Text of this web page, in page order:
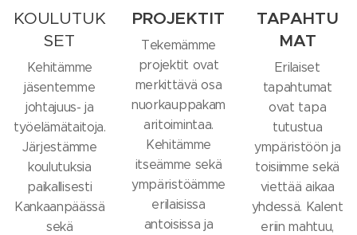
KOULUTUK
SET
Kehitämme
jäsentemme
johtajuus- ja
työelämätaitoja.
Järjestämme
koulutuksia
paikallisesti
Kankaanpäässä
sekä
PROJEKTIT
Tekemämme
projektit ovat
merkittävä osa
nuorkauppakam
aritoimintaa.
Kehitämme
itseämme sekä
ympäristöämme
erilaisissa
antoisissa ja
TAPAHTU
MAT
Erilaiset
tapahtumat
ovat tapa
tutustua
ympäristöön ja
toisiimme sekä
viettää aikaa
yhdessä. Kalent
eriin mahtuu,